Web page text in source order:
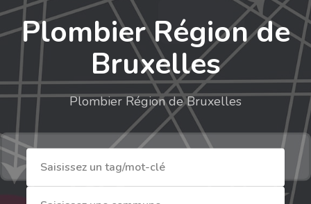
Plombier Région de
Bruxelles
Plombier Région de Bruxelles